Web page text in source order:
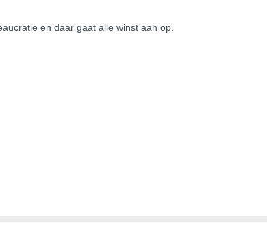
en daar gaat alle winst aan op.